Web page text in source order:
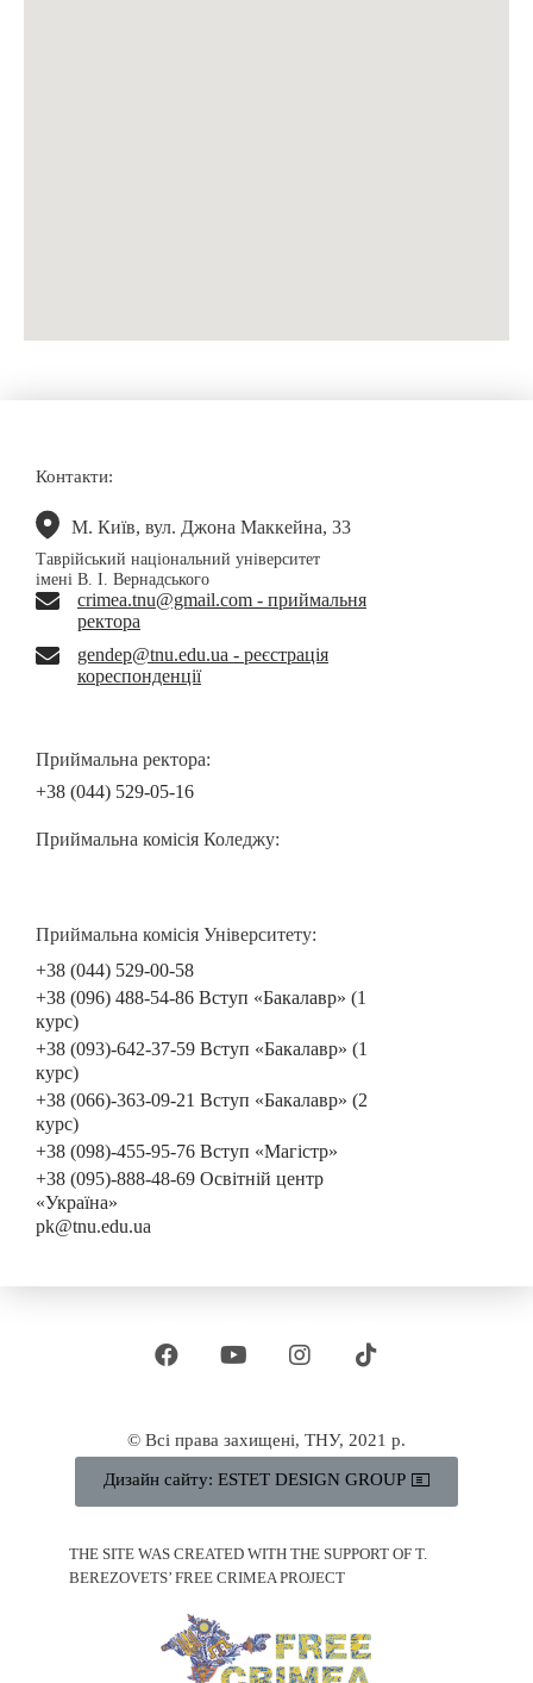
Контакти:
М. Київ, вул. Джона Маккейна, 33
Таврійський національний університет
імені В. І. Вернадського
crimea.tnu@gmail.com - приймальня
ректора
gendep@tnu.edu.ua - реєстрація
кореспонденції
Приймальна ректора:
+38 (044) 529-05-16
Приймальна комісія Коледжу:
Приймальна комісія Університету:
+38 (044) 529-00-58
+38 (096) 488-54-86 Вступ «Бакалавр» (1
курс)
+38 (093)-642-37-59 Вступ «Бакалавр» (1
курс)
+38 (066)-363-09-21 Вступ «Бакалавр» (2
курс)
+38 (098)-455-95-76 Вступ «Магістр»
+38 (095)-888-48-69 Освітній центр
«Україна»
pk@tnu.edu.ua
© Всі права захищені, ТНУ, 2021 р.
Дизайн сайту: ESTET DESIGN GROUP
THE SITE WAS CREATED WITH THE SUPPORT OF T.
BEREZOVETS’ FREE CRIMEA PROJECT